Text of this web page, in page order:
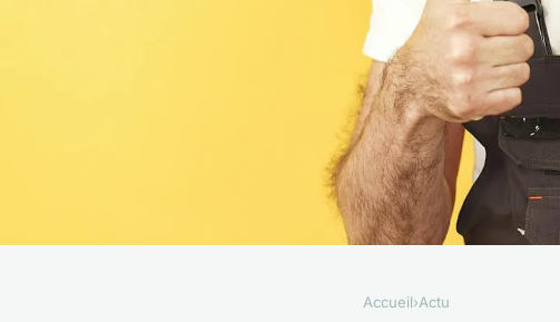
Accueil›Actu